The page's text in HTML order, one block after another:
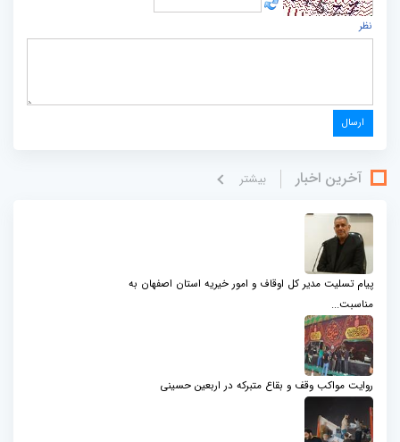
نظر
آخرین اخبار بيشتر
پیام تسلیت مدیر کل اوقاف و امور خیریه استان اصفهان به
مناسبت...
روایت مواکب وقف و بقاع متبرکه در اربعین حسینی